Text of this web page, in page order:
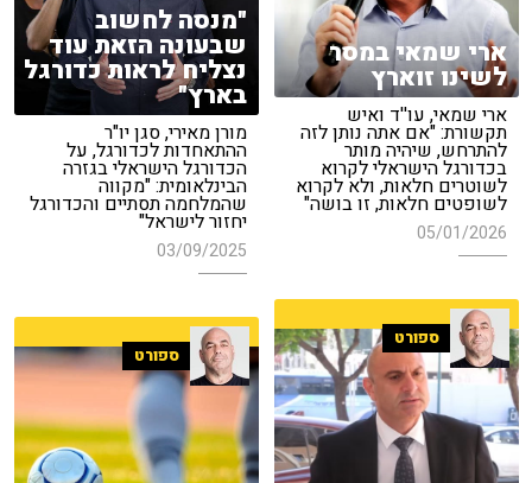
ארי שמאי במסר
לשינו זוארץ
ארי שמאי, עו''ד ואיש
תקשורת: "אם אתה נותן לזה
להתרחש, שיהיה מותר
בכדורגל הישראלי לקרוא
לשוטרים חלאות, ולא לקרוא
לשופטים חלאות, זו בושה"
05/01/2026
"מנסה לחשוב
שבעונה הזאת עוד
נצליח לראות כדורגל
בארץ"
מורן מאירי, סגן יו"ר
ההתאחדות לכדורגל, על
הכדורגל הישראלי בגזרה
הבינלאומית: "מקווה
שהמלחמה תסתיים והכדורגל
יחזור לישראל"
03/09/2025
ספורט
ספורט